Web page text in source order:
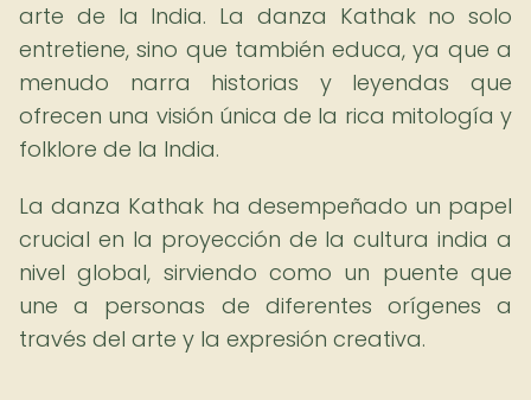
arte de la India. La danza Kathak no solo
entretiene, sino que también educa, ya que a
menudo narra historias y leyendas que
ofrecen una visión única de la rica mitología y
folklore de la India.
La danza Kathak ha desempeñado un papel
crucial en la proyección de la cultura india a
nivel global, sirviendo como un puente que
une a personas de diferentes orígenes a
través del arte y la expresión creativa.